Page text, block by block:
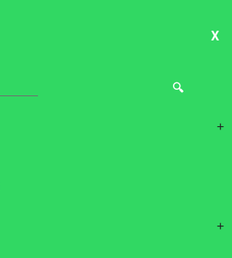
X
+
+